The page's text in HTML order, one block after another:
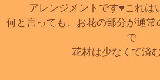
アレンジメントです♥これは
何と言っても、お花の部分が通
で
花材は少なくて済